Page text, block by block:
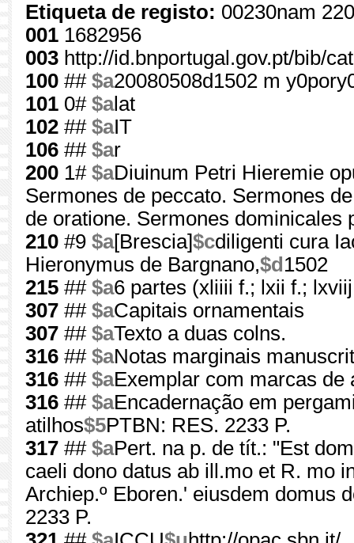
Etiqueta de registo: 00230nam
001 1682956
003 http://id.bnportugal.gov.pt/bib/
100 ## $a20080508d1502 m
101 0# $alat
102 ## $aIT
106 ## $ar
200 1# $aDiuinum Petri Hieremie
Sermones de peccato. Sermones
de oratione. Sermones dominicales
210 #9 $a[Brescia]$cdiligenti cura
Hieronymus de Bargnano,$d 1502
215 ## $a6 partes (xliiii f.; lxii f.;
307 ## $aCapitais ornamentais
307 ## $aTexto a duas colns.
316 ## $aNotas marginais
316 ## $aExemplar com marcas de
316 ## $aEncadernação em
atilhos$5PTBN: RES. 2233 P.
317 ## $aPert. na p. de tít.: "Est
caeli dono datus ab ill.mo et R. mo
Archiep.º Eboren.' eiusdem domus
2233 P.